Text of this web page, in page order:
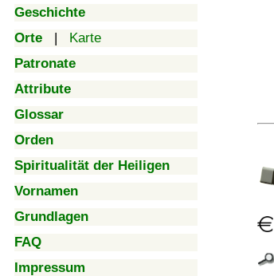
Geschichte
Orte | Karte
Patronate
Attribute
Glossar
Orden
Spiritualität der Heiligen
Vornamen
Grundlagen
FAQ
Impressum